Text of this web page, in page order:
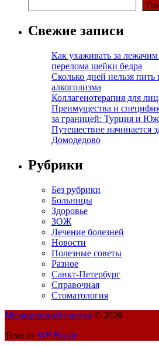
Свежие записи
Как ухаживать за
перелома шейки бедра
Сколько дней нельзя пить
алкоголизма
Коллагенотерапия для
Преимущества и
за границей: Турция и
Путешествие начинается
Домодедово
Рубрики
Без рубрики
Больницы
Здоровье
ЗОЖ
Лечение болезней
Новости
Полезные советы
Разное
Санкт-Петербург
Справочная
Стоматология
Медицинский портал © 2026
Тема от WP Puzzle